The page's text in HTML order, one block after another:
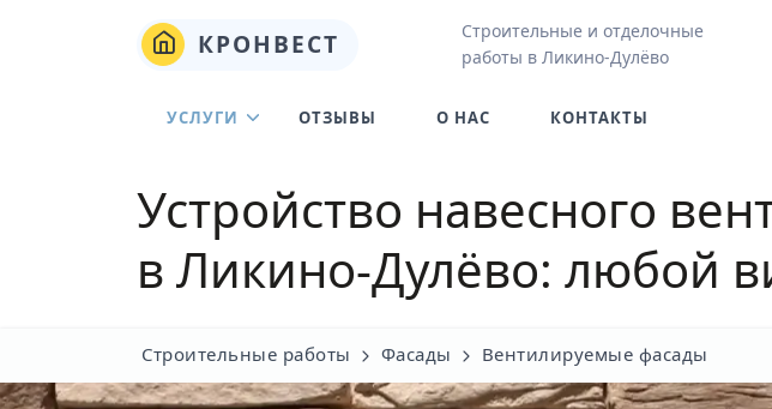
КРОНВЕСТ
Строительные и отделочные
работы в Ликино-Дулёво
УСЛУГИ ОТЗЫВЫ О НАС КОНТАКТЫ
Устройство навесного
в Ликино-Дулёво: любой
Строительные работы Фасады Вентилируемые фасады